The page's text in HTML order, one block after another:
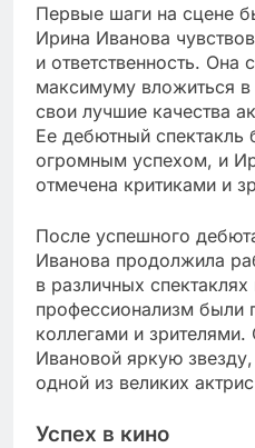
Первые шаги на сцене
Ирина Иванова
и ответственность. Она
максимуму вложиться
свои лучшие качества
Ее дебютный спектакль
огромным успехом, и
отмечена критиками и
После успешного
Иванова продолжила
в различных
профессионализм были
коллегами и
Ивановой яркую
одной из великих
Успех в кино